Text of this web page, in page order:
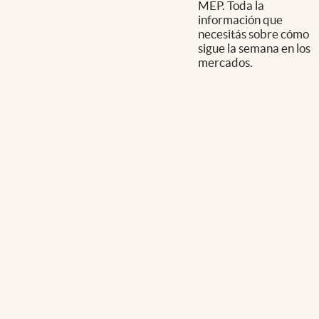
MEP. Toda la
información que
necesitás sobre cómo
sigue la semana en los
mercados.